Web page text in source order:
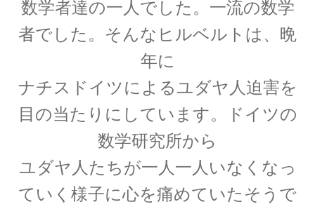
オックスフォード（OXFORD）
大学関連の物理学者【英語圏最古】
オットー・シュテルン
【アインシュタインと同じくドイツを逃れた実
験家】
数学者達の一人でした。一流の数学
者でした。そんなヒルベルトは、晩
年に
ナチスドイツによるユダヤ人迫害を
目の当たりにしています。ドイツの
数学研究所から
ユダヤ人たちが一人一人いなくなっ
ていく様子に心を痛めていたそうで